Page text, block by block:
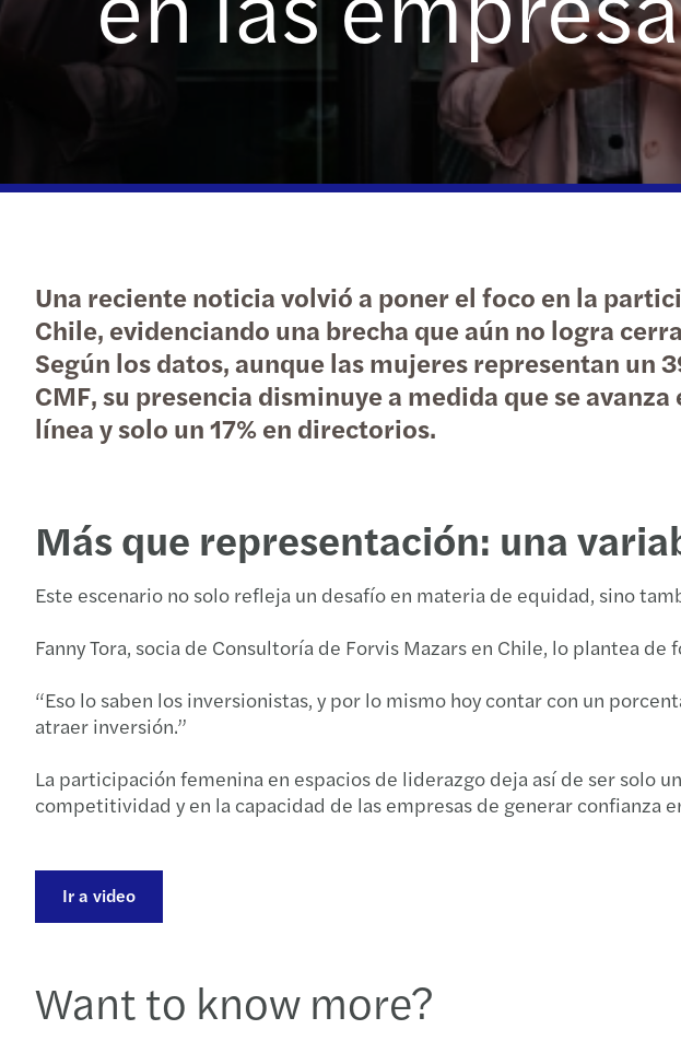
Financial
Energy &
Consumer
Una reciente noticia volvió a poner el foco en la
Chile, evidenciando una brecha que aún no logra
Según los datos, aunque las mujeres representan un
CMF, su presencia disminuye a medida que se
línea y solo un 17% en directorios.
Más que representación: una
Este escenario no solo refleja un desafío en materia de equidad, sino
Fanny Tora, socia de Consultoría de Forvis Mazars en Chile, lo plantea de
“Eso lo saben los inversionistas, y por lo mismo hoy contar con un
atraer inversión.”
La participación femenina en espacios de liderazgo deja así de ser solo
competitividad y en la capacidad de las empresas de generar confianza
Ir a video
Want to know more?